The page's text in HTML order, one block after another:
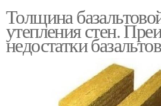
Толщина
утепления стен.
недостатки